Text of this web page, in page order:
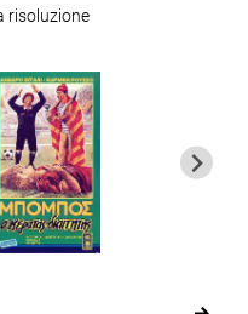
risoluzione